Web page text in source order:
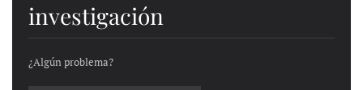
investigación
¿Algún problema?